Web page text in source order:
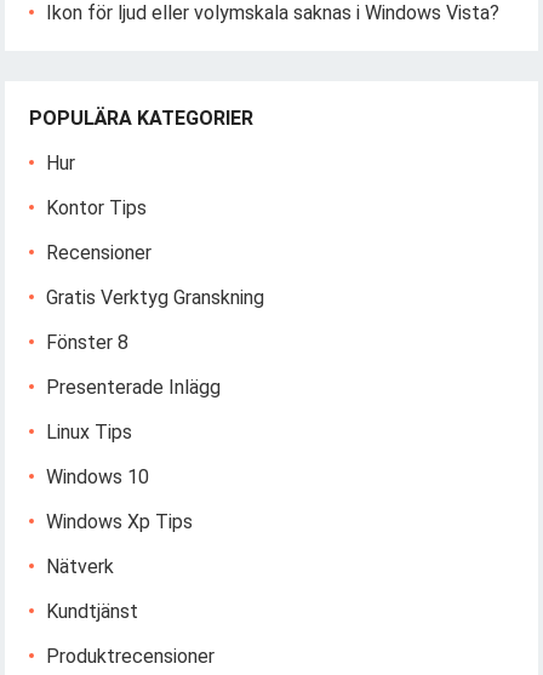
Ikon för ljud eller volymskala saknas i Windows Vista?
POPULÄRA KATEGORIER
Hur
Kontor Tips
Recensioner
Gratis Verktyg Granskning
Fönster 8
Presenterade Inlägg
Linux Tips
Windows 10
Windows Xp Tips
Nätverk
Kundtjänst
Produktrecensioner